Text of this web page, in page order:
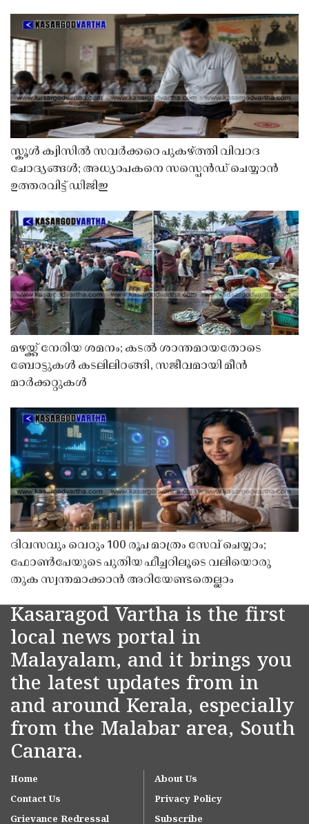
സ്കൂൾ ക്വിസിൽ സവർക്കറെ പുകഴ്ത്തി വിവാദ
ചോദ്യങ്ങൾ; അധ്യാപകനെ സസ്പെൻഡ് ചെയ്യാൻ
ഉത്തരവിട്ട് ഡിജിഇ
മഴയ്ക്ക് നേരിയ ശമനം; കടൽ ശാന്തമായതോടെ
ബോട്ടുകൾ കടലിലിറങ്ങി, സജീവമായി മീൻ
മാർക്കറ്റുകൾ
ദിവസവും വെറും 100 രൂപ മാത്രം സേവ് ചെയ്യാം;
ഫോൺപേയുടെ പുതിയ ഫീച്ചറിലൂടെ വലിയൊരു
തുക സ്വന്തമാക്കാൻ അറിയേണ്ടതെല്ലാം
Kasaragod Vartha is the first
local news portal in
Malayalam, and it brings you
the latest updates from in
and around Kerala, especially
from the Malabar area, South
Canara.
Home
About Us
Contact Us
Privacy Policy
Grievance Redressal
Subscribe